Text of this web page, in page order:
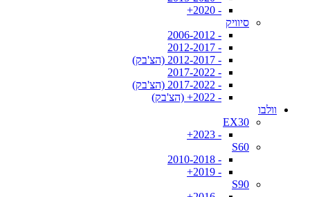
- 2020+
סיוויק
- 2006-2012
- 2012-2017
- 2012-2017 (הצ'בק)
- 2017-2022
- 2017-2022 (הצ'בק)
- 2022+ (הצ'בק)
וולבו
EX30
- 2023+
S60
- 2010-2018
- 2019+
S90